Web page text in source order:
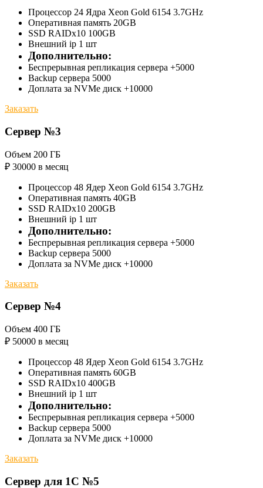
Процессор 24 Ядра Xeon Gold 6154 3.7GHz
Оперативная память 20GB
SSD RAIDx10 100GB
Внешний ip 1 шт
Дополнительно:
Беспрерывная репликация сервера +5000
Backup сервера 5000
Доплата за NVMe диск +10000
Заказать
Сервер №3
Объем 200 ГБ
₽ 30000 в месяц
Процессор 48 Ядер Xeon Gold 6154 3.7GHz
Оперативная память 40GB
SSD RAIDx10 200GB
Внешний ip 1 шт
Дополнительно:
Беспрерывная репликация сервера +5000
Backup сервера 5000
Доплата за NVMe диск +10000
Заказать
Сервер №4
Объем 400 ГБ
₽ 50000 в месяц
Процессор 48 Ядер Xeon Gold 6154 3.7GHz
Оперативная память 60GB
SSD RAIDx10 400GB
Внешний ip 1 шт
Дополнительно:
Беспрерывная репликация сервера +5000
Backup сервера 5000
Доплата за NVMe диск +10000
Заказать
Сервер для 1С №5